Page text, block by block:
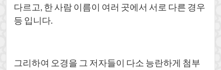
다르고, 한 사람 이름이 여러 곳에서 서로 다른 경우
등 입니다.
그리하여 오경을 그 저자들이 다소 능란하게 첨부